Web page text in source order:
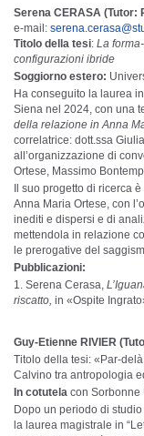
Serena CERASA (Tutor:
e-mail:
Titolo della tesi: La
configurazioni ibride
Soggiorno estero:
Ha conseguito la laurea
Siena nel 2024, con una
della relazione in Anna
correlatrice: dott.ssa
all’organizzazione di
Ortese, Massimo
Il suo progetto di ricerca
Anna Maria Ortese, con
inediti e dispersi e di
mettendola in relazione
le prerogative del
Pubblicazioni:
Serena Cerasa,
riscatto, in «Ospite
Guy-Etienne RIVIER
Titolo della tesi: «Par-
Calvino tra antropologia
In cotutela con Sorbonne
Dopo un periodo di
la laurea magistrale in